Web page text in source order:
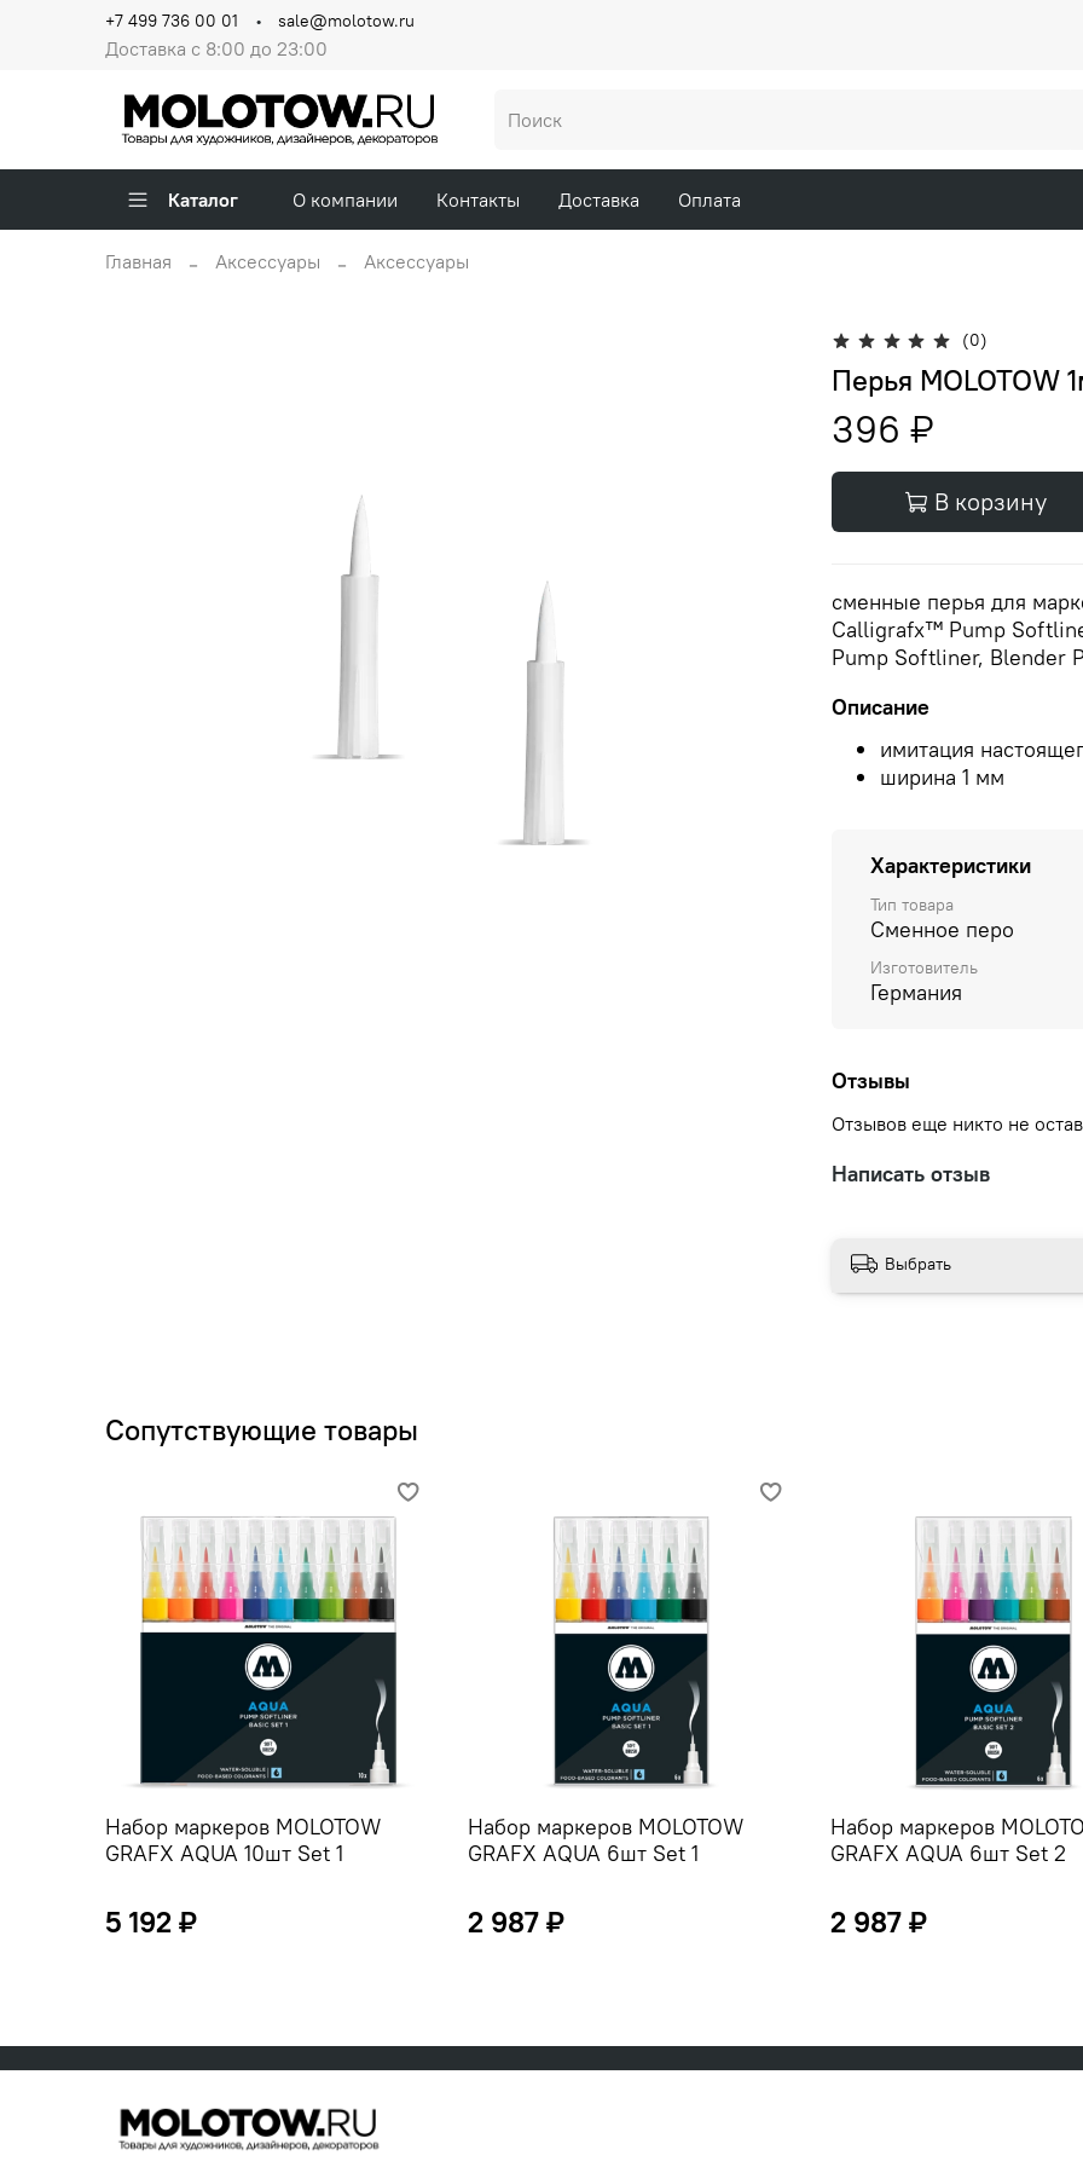
Доставка с 8:00 до 23:00
+7 499 736 00 01 sale@molotow.ru
Каталог О компании Контакты Доставка Оплата
Главная Аксессуары Аксессуары
(0)
Перья MOLOTOW
396 ₽
В корзину
сменные перья для
Calligrafx™ Pump
Pump Softliner, Blender
Описание
имитация
ширина 1 мм
Характеристики
Тип товара
Сменное перо
Изготовитель
Германия
Отзывы
Отзывов еще никто не
Написать отзыв
Выбрать
Сопутствующие товары
Набор маркеров MOLOTOW
GRAFX AQUA 10шт Set 1
5 192 ₽
Набор маркеров MOLOTOW
GRAFX AQUA 6шт Set 1
2 987 ₽
Набор маркеров
GRAFX AQUA 6шт Set 2
2 987 ₽